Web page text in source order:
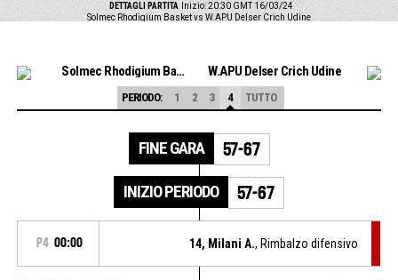
DETTAGLI PARTITA
Inizio: 20:30 GMT 16/03/24
Solmec Rhodigium Basket vs W.APU Delser Crich Udine
Solmec Rhodigium Basket W.APU Delser Crich Udine
PERIODO: 1 2 3 4 TUTTO
FINE GARA 57-67
INIZIO PERIODO 57-67
P4 00:00 14, Milani A., Rimbalzo difensivo